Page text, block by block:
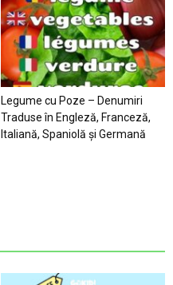
Legume cu Poze – Denumiri
Traduse în Engleză, Franceză,
Italiană, Spaniolă şi Germană